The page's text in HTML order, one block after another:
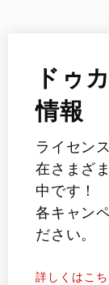
ドゥ
情報
ライセン
在さまざ
中です！
各キャン
ださい。
詳しくはこち